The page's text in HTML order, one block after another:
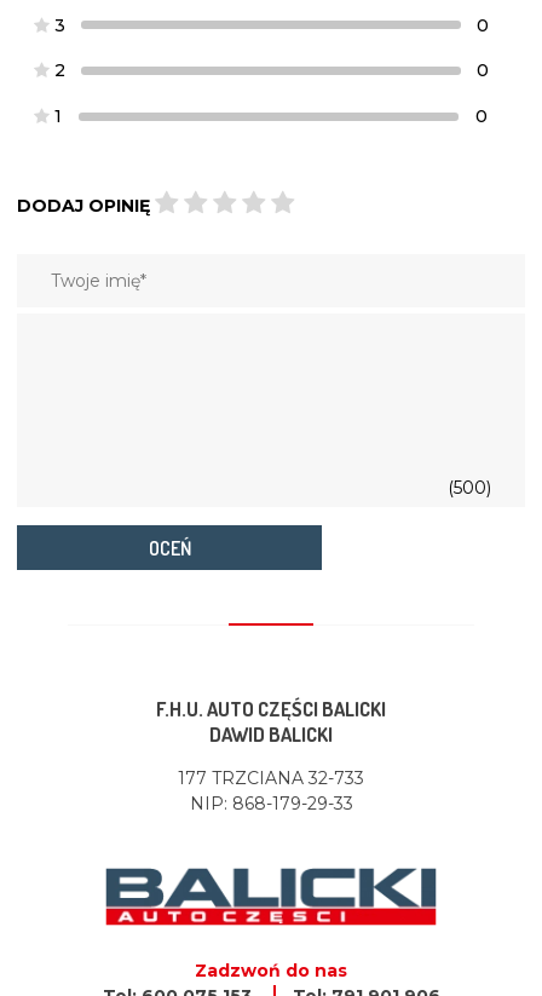
3 0
2 0
1 0
DODAJ OPINIĘ
(500)
OCEŃ
F.H.U. AUTO CZĘŚCI BALICKI
DAWID BALICKI
177 TRZCIANA 32-733
NIP: 868-179-29-33
Zadzwoń do nas